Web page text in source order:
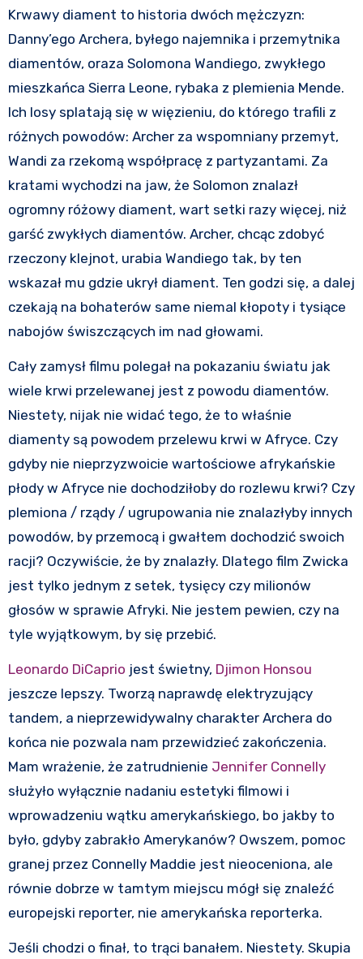
Krwawy diament to historia dwóch mężczyzn:
Danny’ego Archera, byłego najemnika i przemytnika
diamentów, oraza Solomona Wandiego, zwykłego
mieszkańca Sierra Leone, rybaka z plemienia Mende.
Ich losy splatają się w więzieniu, do którego trafili z
różnych powodów: Archer za wspomniany przemyt,
Wandi za rzekomą współpracę z partyzantami. Za
kratami wychodzi na jaw, że Solomon znalazł
ogromny różowy diament, wart setki razy więcej, niż
garść zwykłych diamentów. Archer, chcąc zdobyć
rzeczony klejnot, urabia Wandiego tak, by ten
wskazał mu gdzie ukrył diament. Ten godzi się, a dalej
czekają na bohaterów same niemal kłopoty i tysiące
nabojów świszczących im nad głowami.
Cały zamysł filmu polegał na pokazaniu światu jak
wiele krwi przelewanej jest z powodu diamentów.
Niestety, nijak nie widać tego, że to właśnie
diamenty są powodem przelewu krwi w Afryce. Czy
gdyby nie nieprzyzwoicie wartościowe afrykańskie
płody w Afryce nie dochodziłoby do rozlewu krwi? Czy
plemiona / rządy / ugrupowania nie znalazłyby innych
powodów, by przemocą i gwałtem dochodzić swoich
racji? Oczywiście, że by znalazły. Dlatego film Zwicka
jest tylko jednym z setek, tysięcy czy milionów
głosów w sprawie Afryki. Nie jestem pewien, czy na
tyle wyjątkowym, by się przebić.
Leonardo DiCaprio jest świetny, Djimon Honsou
jeszcze lepszy. Tworzą naprawdę elektryzujący
tandem, a nieprzewidywalny charakter Archera do
końca nie pozwala nam przewidzieć zakończenia.
Mam wrażenie, że zatrudnienie Jennifer Connelly
służyło wyłącznie nadaniu estetyki filmowi i
wprowadzeniu wątku amerykańskiego, bo jakby to
było, gdyby zabrakło Amerykanów? Owszem, pomoc
granej przez Connelly Maddie jest nieoceniona, ale
równie dobrze w tamtym miejscu mógł się znaleźć
europejski reporter, nie amerykańska reporterka.
Jeśli chodzi o finał, to trąci banałem. Niestety. Skupia